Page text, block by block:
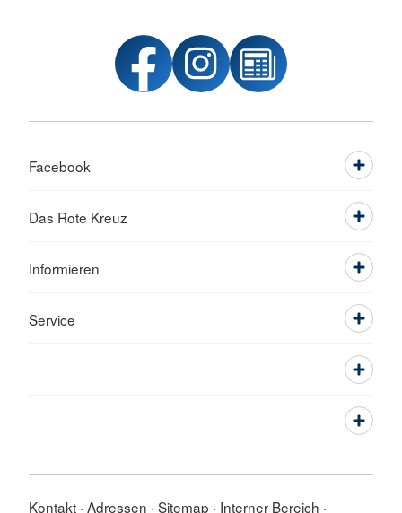
Facebook
Das Rote Kreuz
Informieren
Service
Kontakt Adressen Sitemap Interner Bereich